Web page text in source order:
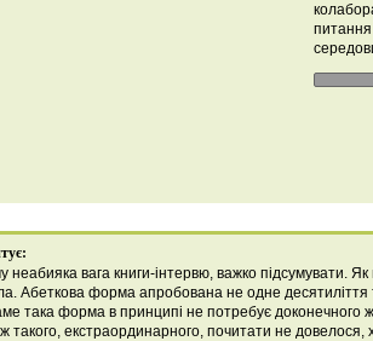
питання
неабияка вага книги-інтервю, важко підсумувати. Як
Абеткова форма апробована не одне десятиліття
така форма в принципі не потребує доконечного
такого, екстраординарного, почитати не довелося,